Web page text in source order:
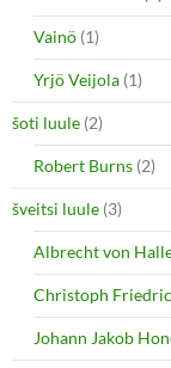
Vainö (1)
Yrjö Veijola (1)
šoti luule (2)
Robert Burns (2)
šveitsi luule (3)
Albrecht von
Christoph
Johann Jakob